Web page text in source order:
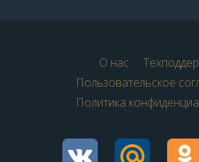
О нас
Пользовательское
Политика